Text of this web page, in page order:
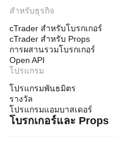
สำหรับธุรกิจ
cTrader สำหรับโบรกเกอร์
cTrader สำหรับ Props
การผสานรวมโบรกเกอร์
Open API
โปรแกรม
โปรแกรมพันธมิตร
รางวัล
โปรแกรมแอมบาสเดอร์
โบรกเกอร์และ Props